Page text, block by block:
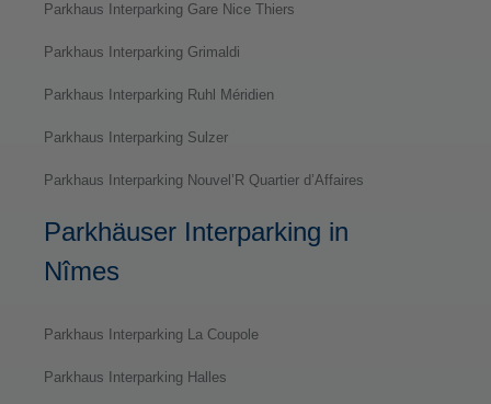
Parkhaus Interparking Gare Nice Thiers
Parkhaus Interparking Grimaldi
Parkhaus Interparking Ruhl Méridien
Parkhaus Interparking Sulzer
Parkhaus Interparking Nouvel’R Quartier d’Affaires
Parkhäuser Interparking in
Nîmes
Parkhaus Interparking La Coupole
Parkhaus Interparking Halles